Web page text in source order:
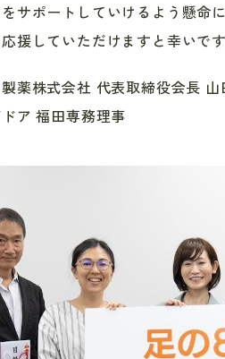
サポートしていけるよう懸命
援していただけますと幸いです
薬株式会社 代表取締役会長 山
ア 福田専務理事